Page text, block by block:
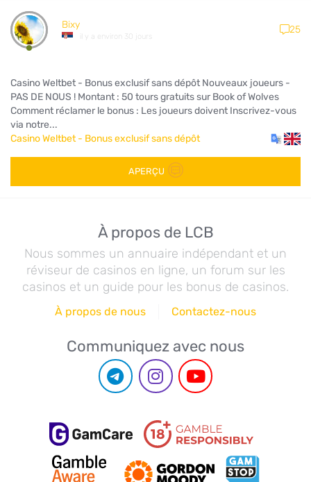
Bixy
il y a environ 30 jours
25
Casino Weltbet - Bonus exclusif sans dépôt Nouveaux joueurs -
PAS DE NOUS ! Montant : 50 tours gratuits sur Book of Wolves
Comment réclamer le bonus : Les joueurs doivent Inscrivez-vous
via notre...
Casino Weltbet - Bonus exclusif sans dépôt
APERÇU
À propos de LCB
Nous sommes un annuaire indépendant et un
réviseur de casinos en ligne, un forum sur les
casinos et un guide pour les bonus de casinos.
À propos de nous Contactez-nous
Communiquez avec nous